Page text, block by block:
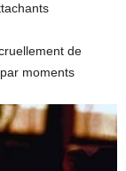
de
moments